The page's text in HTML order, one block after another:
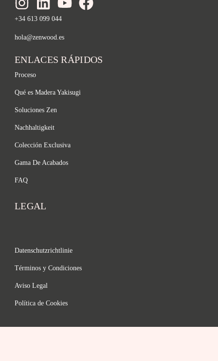
+34 613 099 044
hola@zenwood.es
ENLACES RÁPIDOS
Proceso
Qué es Madera Yakisugi
Soluciones Zen
Nachhaltigkeit
Colección Exclusiva
Gama De Acabados
FAQ
LEGAL
Datenschutzrichtlinie
Términos y Condiciones
Aviso Legal
Política de Cookies